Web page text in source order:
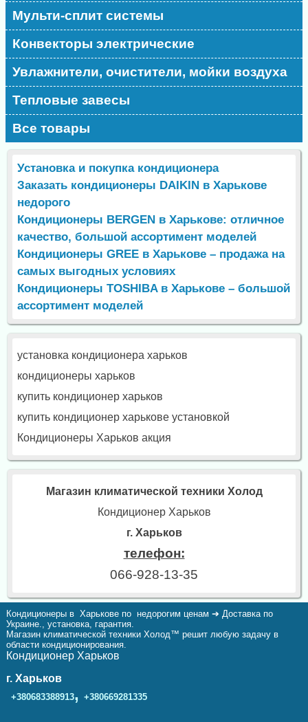
Мульти-сплит системы
Конвекторы электрические
Увлажнители, очистители, мойки воздуха
Тепловые завесы
Все товары
Установка и покупка кондиционера
Заказать кондиционеры DAIKIN в Харькове
недорого
Кондиционеры BERGEN в Харькове: отличное
качество, большой ассортимент моделей
Кондиционеры GREE в Харькове – продажа на
самых выгодных условиях
Кондиционеры TOSHIBA в Харькове – большой
ассортимент моделей
установка кондиционера харьков
кондиционеры харьков
купить кондиционер харьков
купить кондиционер харькове установкой
Кондиционеры Харьков акция
Магазин климатической техники Холод
Кондиционер Харьков
г. Харьков
телефон:
066-928-13-35
Кондиционеры в Харькове по недорогим ценам ➔ Доставка по
Украине., установка, гарантия.
Магазин климатической техники Холод™ решит любую задачу в
области кондиционирования.
Кондиционер Харьков
г. Харьков
+380683388913, +380669281335